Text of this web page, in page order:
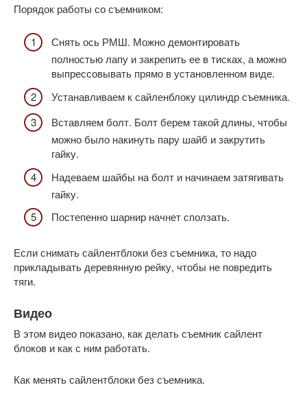
Порядок работы со съемником:
Снять ось РМШ. Можно демонтировать
полностью лапу и закрепить ее в тисках, а можно
выпрессовывать прямо в установленном виде.
Устанавливаем к сайленблоку цилиндр съемника.
Вставляем болт. Болт берем такой длины, чтобы
можно было накинуть пару шайб и закрутить
гайку.
Надеваем шайбы на болт и начинаем затягивать
гайку.
Постепенно шарнир начнет сползать.
Если снимать сайлентблоки без съемника, то надо
прикладывать деревянную рейку, чтобы не повредить
тяги.
Видео
В этом видео показано, как делать съемник сайлент
блоков и как с ним работать.
Как менять сайлентблоки без съемника.